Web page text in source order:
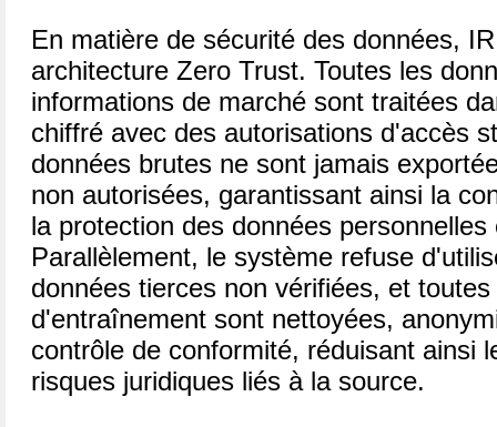
En matière de sécurité des données,
architecture Zero Trust. Toutes les
informations de marché sont traitées
chiffré avec des autorisations d'accès
données brutes ne sont jamais
non autorisées, garantissant ainsi la
la protection des données
Parallèlement, le système refuse
données tierces non vérifiées, et
d'entraînement sont nettoyées,
contrôle de conformité, réduisant ainsi
risques juridiques liés à la source.